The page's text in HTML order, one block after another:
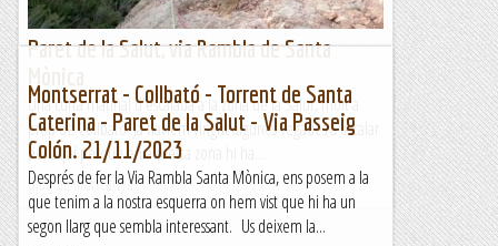
Paret de la Salut, via Rambla de Santa
Una curta matinal d'escalada a la zona de la Salut, molt a
prop de Collbató. Ja havíem vingut algunes vegades a escalar
per aquí perquè en aquesta zona hi ha...
Blog de muntanya
Montserrat - Collbató - Torrent de Santa
Caterina - Paret de la Salut - Via Passeig
Colón. 21/11/2023
Després de fer la Via Rambla Santa Mònica, ens posem a la
que tenim a la nostra esquerra on hem vist que hi ha un
segon llarg que sembla interessant. Us deixem la...